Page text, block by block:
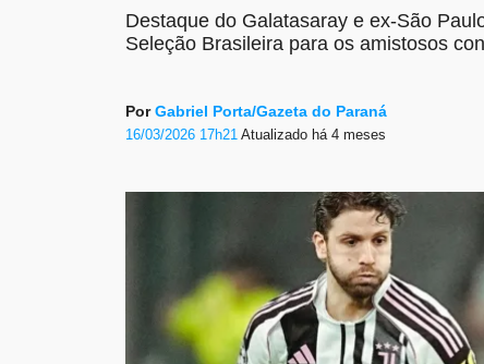
Destaque do Galatasaray e ex-São
Seleção Brasileira para os amistosos
PorGabriel Porta/Gazeta do Paraná
16/03/2026 17h21Atualizado há 4 meses